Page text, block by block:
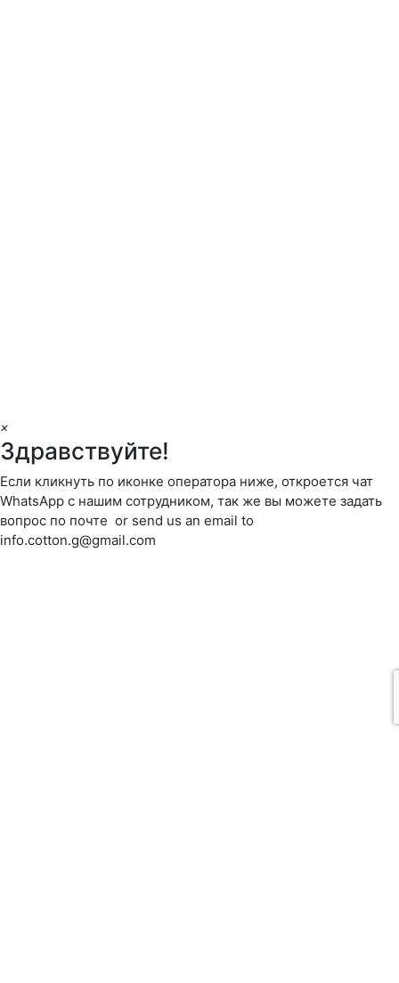
×
Здравствуйте!
Если кликнуть по иконке оператора ниже, откроется чат
WhatsApp с нашим сотрудником, так же вы можете задать
вопрос по почте or send us an email to
info.cotton.g@gmail.com